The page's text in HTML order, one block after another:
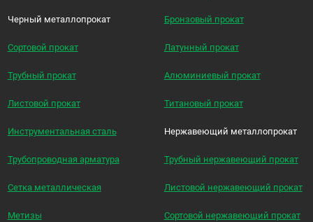
Черный металлопрокат
Сортовой прокат
Трубный прокат
Листовой прокат
Инструментальная сталь
Трубопроводная арматура
Сетка металлическая
Метизы
Бронзовый прокат
Латунный прокат
Алюминиевый прокат
Титановый прокат
Нержавеющий металлопрокат
Трубный нержавеющий прокат
Листовой нержавеющий прокат
Сортовой нержавеющий прокат